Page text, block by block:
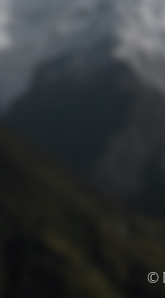
©